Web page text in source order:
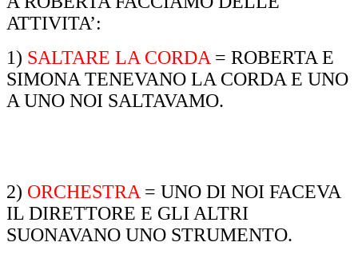
ATTIVITA’:
1) SALTARE LA CORDA = ROBERTA E
SIMONA TENEVANO LA CORDA E UNO
A UNO NOI SALTAVAMO.
2) ORCHESTRA = UNO DI NOI FACEVA
IL DIRETTORE E GLI ALTRI
SUONAVANO UNO STRUMENTO.